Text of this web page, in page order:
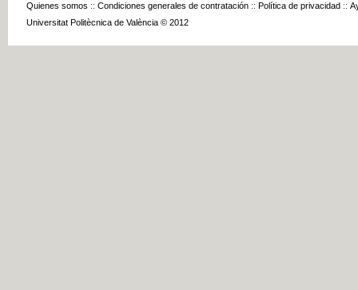
Quienes somos :: Condiciones generales de contratación :: Política de privacidad ::
Universitat Politècnica de València © 2012